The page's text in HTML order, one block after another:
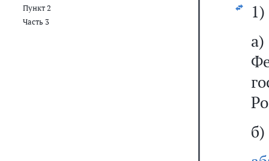
Пункт 2
Часть 3